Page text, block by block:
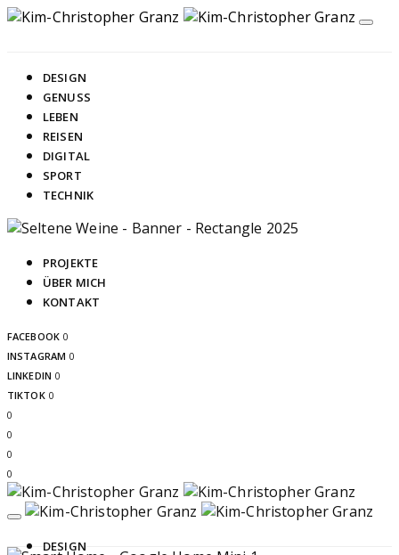
DESIGN
GENUSS
LEBEN
REISEN
DIGITAL
SPORT
TECHNIK
PROJEKTE
ÜBER MICH
KONTAKT
FACEBOOK 0
INSTAGRAM 0
LINKEDIN 0
TIKTOK 0
0
0
0
0
DESIGN